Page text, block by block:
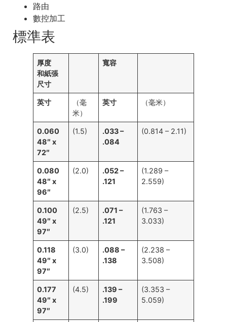
路由
數控加工
標準表
厚度
和紙張
尺寸
寬容
英寸
（毫
米）
英寸 （毫米）
0.060
48″ x
72″
(1.5)
.033 –
.084
(0.814 – 2.11)
0.080
48″ x
96″
(2.0)
.052 –
.121
(1.289 –
2.559)
0.100
49″ x
97″
(2.5)
.071 –
.121
(1.763 –
3.033)
0.118
49″ x
97″
(3.0)
.088 –
.138
(2.238 –
3.508)
0.177
49″ x
97″
(4.5)
.139 –
.199
(3.353 –
5.059)